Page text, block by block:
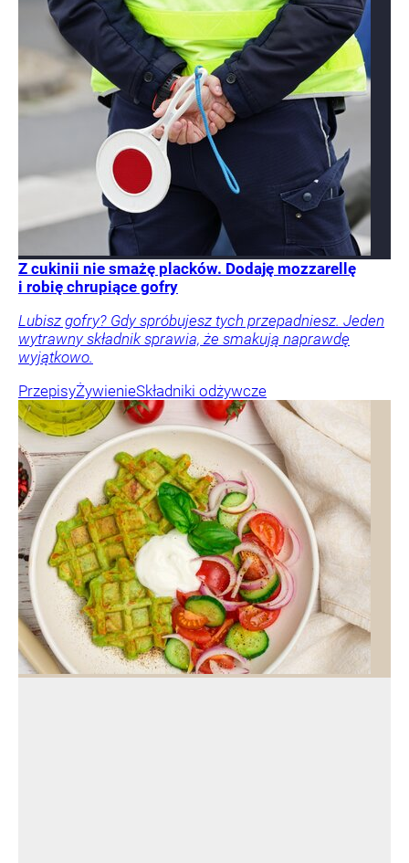
Z cukinii nie smażę placków. Dodaję mozzarellę
i robię chrupiące gofry
Lubisz gofry? Gdy spróbujesz tych przepadniesz. Jeden
wytrawny składnik sprawia, że smakują naprawdę
wyjątkowo.
PrzepisyŻywienieSkładniki odżywcze